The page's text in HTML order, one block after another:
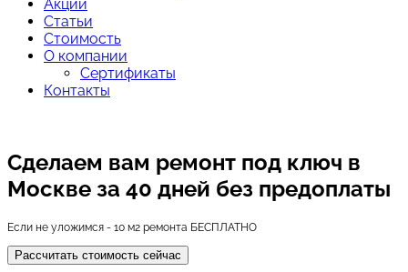
Акции
Статьи
Стоимость
О компании
Сертификаты
Контакты
Сделаем вам ремонт под ключ в
Москве за 40 дней без предоплаты
Если не уложимся - 10 м2 ремонта БЕСПЛАТНО
Рассчитать стоимость сейчас